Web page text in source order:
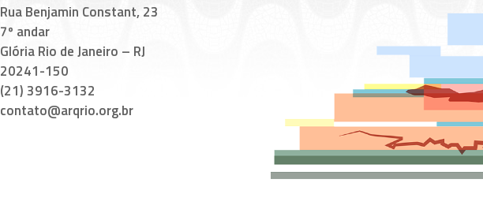
Rua Benjamin Constant, 23
7º andar
Glória Rio de Janeiro – RJ
20241-150
(21) 3916-3132
contato@arqrio.org.br